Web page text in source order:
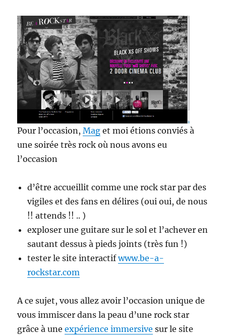
Pour l’occasion,Mag et moi étions conviés à
une soirée très rock où nous avons eu
l’occasion
d’être accueillit comme une rock star par des
vigiles et des fans en délires (oui oui, de nous
!! attends !! .. )
exploser une guitare sur le sol et l’achever en
sautant dessus à pieds joints (très fun !)
tester le site interactifwww.be-a-
rockstar.com
A ce sujet, vous allez avoir l’occasion unique de
vous immiscer dans la peau d’une rock star
grâce à uneexpérience immersive sur le site